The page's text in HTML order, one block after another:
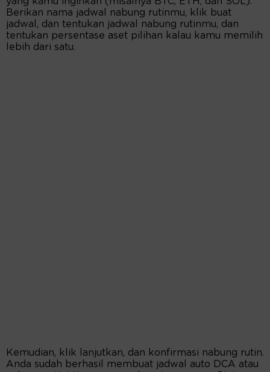
Berikan nama jadwal nabung rutinmu, klik buat
jadwal, dan tentukan jadwal nabung rutinmu, dan
tentukan persentase aset pilihan kalau kamu memilih
lebih dari satu.
Kemudian, klik lanjutkan, dan konfirmasi nabung rutin.
Anda sudah berhasil membuat jadwal auto DCA atau